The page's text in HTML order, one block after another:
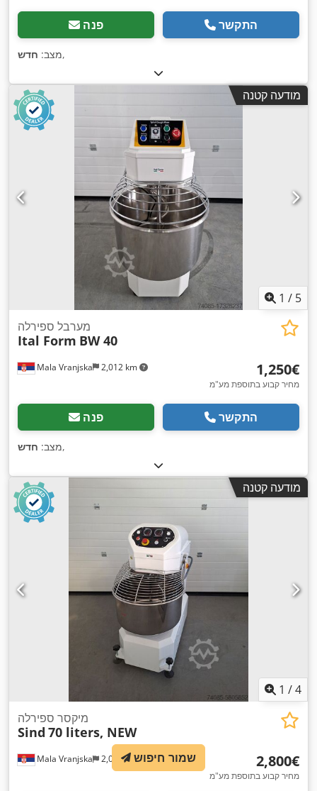
פנה התקשר
מצב: חדש ,
מודעה קטנה
1 / 5
Mala Vranjska 2,012 km
מערבל ספירלה
Ital Form BW 40
‏1,250 ‏€
מחיר קבוע בתוספת מע"מ
פנה התקשר
מצב: חדש ,
מודעה קטנה
1 /4
Mala Vranjska 2,012 km
מיקסר ספירלה
Sind 70 liters, NEW
‏2,800 ‏€
מחיר קבוע בתוספת מע"מ
שמור חיפוש